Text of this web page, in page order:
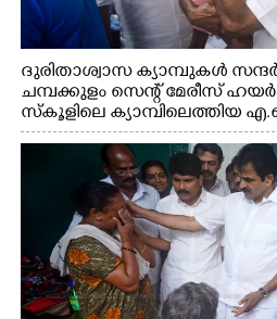
ദുരിതാശ്വാസ ക്യാമ്പുകൾ
ചമ്പക്കുളം സെന്റ് മേരീസ്
സ്കൂളിലെ ക്യാമ്പിലെത്തിയ
സെക്രട്ടറി കെ.സി
എടുത്ത് ലാളിച്ചപ്പോൾ.
വകുപ്പ് മന്ത്രി എം. ലിജു,
റെജി ചെറിയാൻ എം. എൽ. എ